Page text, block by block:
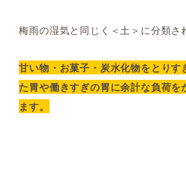
梅雨の湿気と同じく＜土＞に分類さ
甘い物・お菓子・炭水化物をとりす
た胃や働きすぎの胃に余計な負荷を
ます。